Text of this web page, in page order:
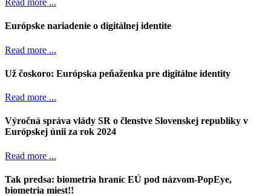
Read more ...
Európske nariadenie o digitálnej identite
Read more ...
Už čoskoro: Európska peňaženka pre digitálne identity
Read more ...
Výročná správa vlády SR o členstve Slovenskej republiky v
Európskej únii za rok 2024
Read more ...
Tak predsa: biometria hraníc EÚ pod názvom-PopEye,
biometria miest!!